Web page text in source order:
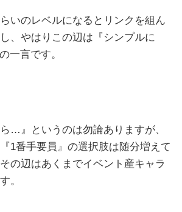
いのレベルになるとリンクを組ん
、やはりこの辺は『シンプルに
一言です。
…』というのは勿論ありますが、
1番手要員』の選択肢は随分増えて
の辺はあくまでイベント産キャラ
。